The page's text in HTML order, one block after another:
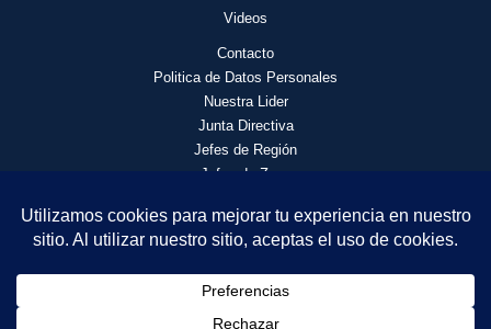
Videos
Contacto
Politica de Datos Personales
Nuestra Lider
Junta Directiva
Jefes de Región
Jefes de Zona
© 2026 Asociación de Clubes de Leones Distrito F4 | Todos los